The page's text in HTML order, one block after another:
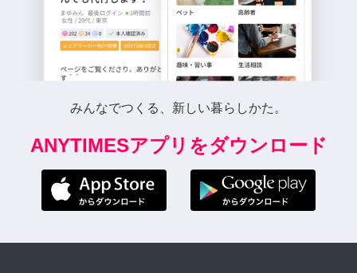
みんなでつくる、新しい暮らしかた。
ANYTIMESアプリをダウンロード